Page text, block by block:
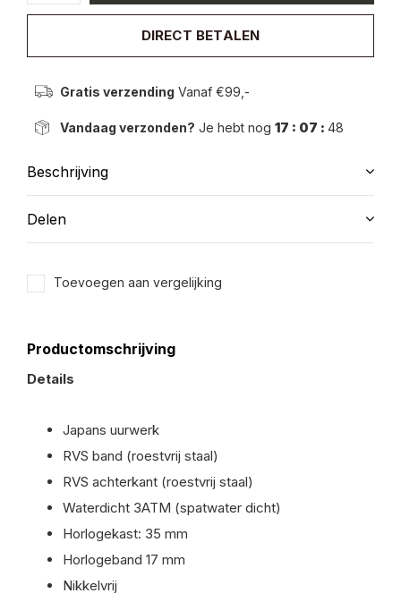
DIRECT BETALEN
Gratis verzending Vanaf €99,-
Vandaag verzonden? Je hebt nog 17 : 07 : 48
Beschrijving
Delen
Toevoegen aan vergelijking
Productomschrijving
Details
Japans uurwerk
RVS band (roestvrij staal)
RVS achterkant (roestvrij staal)
Waterdicht 3ATM (spatwater dicht)
Horlogekast: 35 mm
Horlogeband 17 mm
Nikkelvrij